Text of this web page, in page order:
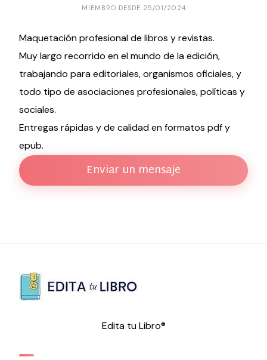
MIEMBRO DESDE 25/01/2024
Maquetación profesional de libros y revistas.
Muy largo recorrido en el mundo de la edición,
trabajando para editoriales, organismos oficiales, y
todo tipo de asociaciones profesionales, políticas y
sociales.
Entregas rápidas y de calidad en formatos pdf y
epub.
Enviar un mensaje
Edita tu Libro®